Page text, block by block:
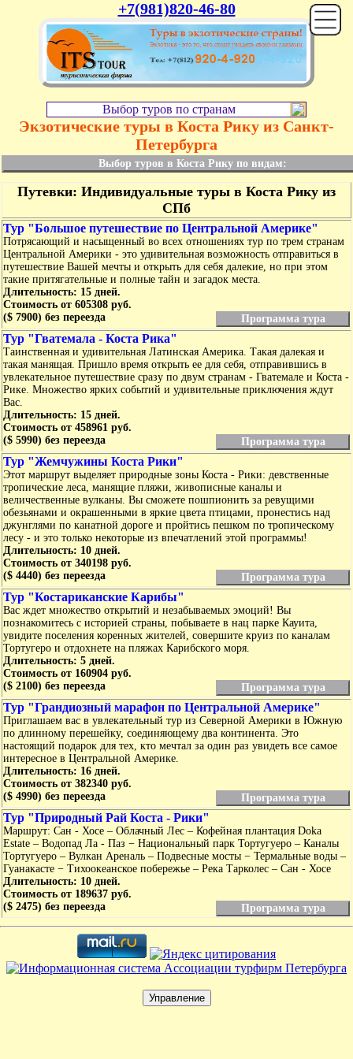
+7(981)820-46-80
Выбор туров по странам
Экзотические туры в Коста Рику из Санкт-
Петербурга
Выбор туров в Коста Рику по видам:
Путевки: Индивидуальные туры в Коста Рику из
СПб
Тур "Большое путешествие по Центральной Америке"
Потрясающий и насыщенный во всех отношениях тур по трем странам
Центральной Америки - это удивительная возможность отправиться в
путешествие Вашей мечты и открыть для себя далекие, но при этом
такие притягательные и полные тайн и загадок места.
Длительность: 15 дней.
Стоимость от 605308 руб.
($ 7900) без переезда
Программа тура
Тур "Гватемала - Коста Рика"
Таинственная и удивительная Латинская Америка. Такая далекая и
такая манящая. Пришло время открыть ее для себя, отправившись в
увлекательное путешествие сразу по двум странам - Гватемале и Коста -
Рике. Множество ярких событий и удивительные приключения ждут
Вас.
Длительность: 15 дней.
Стоимость от 458961 руб.
($ 5990) без переезда
Программа тура
Тур "Жемчужины Коста Рики"
Этот маршрут выделяет природные зоны Коста - Рики: девственные
тропические леса, манящие пляжи, живописные каналы и
величественные вулканы. Вы сможете пошпионить за ревущими
обезьянами и окрашенными в яркие цвета птицами, пронестись над
джунглями по канатной дороге и пройтись пешком по тропическому
лесу - и это только некоторые из впечатлений этой программы!
Длительность: 10 дней.
Стоимость от 340198 руб.
($ 4440) без переезда
Программа тура
Тур "Костариканские Карибы"
Вас ждет множество открытий и незабываемых эмоций! Вы
познакомитесь с историей страны, побываете в нац парке Кауита,
увидите поселения коренных жителей, совершите круиз по каналам
Тортугеро и отдохнете на пляжах Карибского моря.
Длительность: 5 дней.
Стоимость от 160904 руб.
($ 2100) без переезда
Программа тура
Тур "Грандиозный марафон по Центральной Америке"
Приглашаем вас в увлекательный тур из Северной Америки в Южную
по длинному перешейку, соединяющему два континента. Это
настоящий подарок для тех, кто мечтал за один раз увидеть все самое
интересное в Центральной Америке.
Длительность: 16 дней.
Стоимость от 382340 руб.
($ 4990) без переезда
Программа тура
Тур "Природный Рай Коста - Рики"
Маршрут: Сан - Хосе – Облачный Лес – Кофейная плантация Doka
Estate – Водопад Ла - Паз − Национальный парк Тортугуеро – Каналы
Тортугуеро – Вулкан Ареналь – Подвесные мосты − Термальные воды –
Гуанакасте − Тихоокеанское побережье – Река Тарколес – Сан - Хосе
Длительность: 10 дней.
Стоимость от 189637 руб.
($ 2475) без переезда
Программа тура